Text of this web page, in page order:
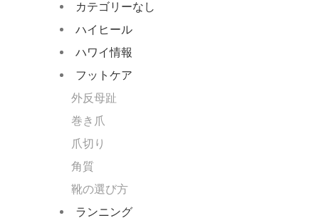
カテゴリーなし
ハイヒール
ハワイ情報
フットケア
外反母趾
巻き爪
爪切り
角質
靴の選び方
ランニング